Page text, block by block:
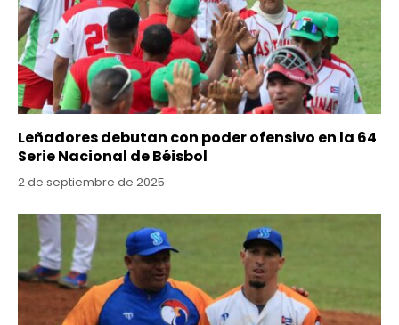
Leñadores debutan con poder ofensivo en la 64
Serie Nacional de Béisbol
2 de septiembre de 2025